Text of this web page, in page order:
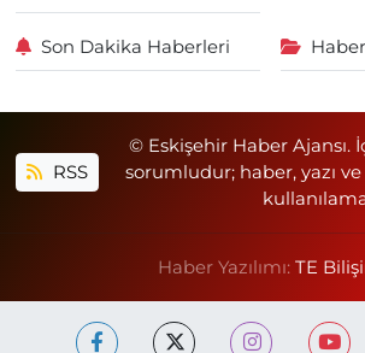
Son Dakika Haberleri
RSS
© Eskişehir Haber Ajansı.
sorumludur; haber, yazı
Haber Yazılımı: TE